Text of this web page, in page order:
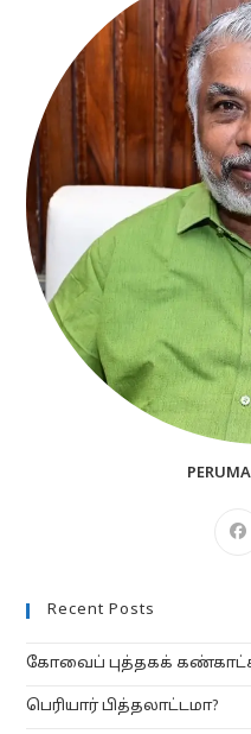
Recent Posts
கோவைப் புத்தகக்
பெரியார் பித்தலாட்டமா?